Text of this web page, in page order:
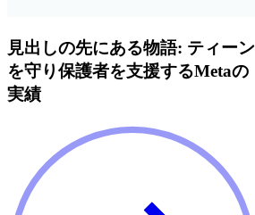
見出しの先にある物語: ティーン
を守り保護者を支援するMetaの
実績